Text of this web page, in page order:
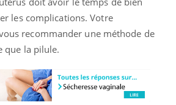
les complications. Votre
recommander une méthode de
que la pilule.